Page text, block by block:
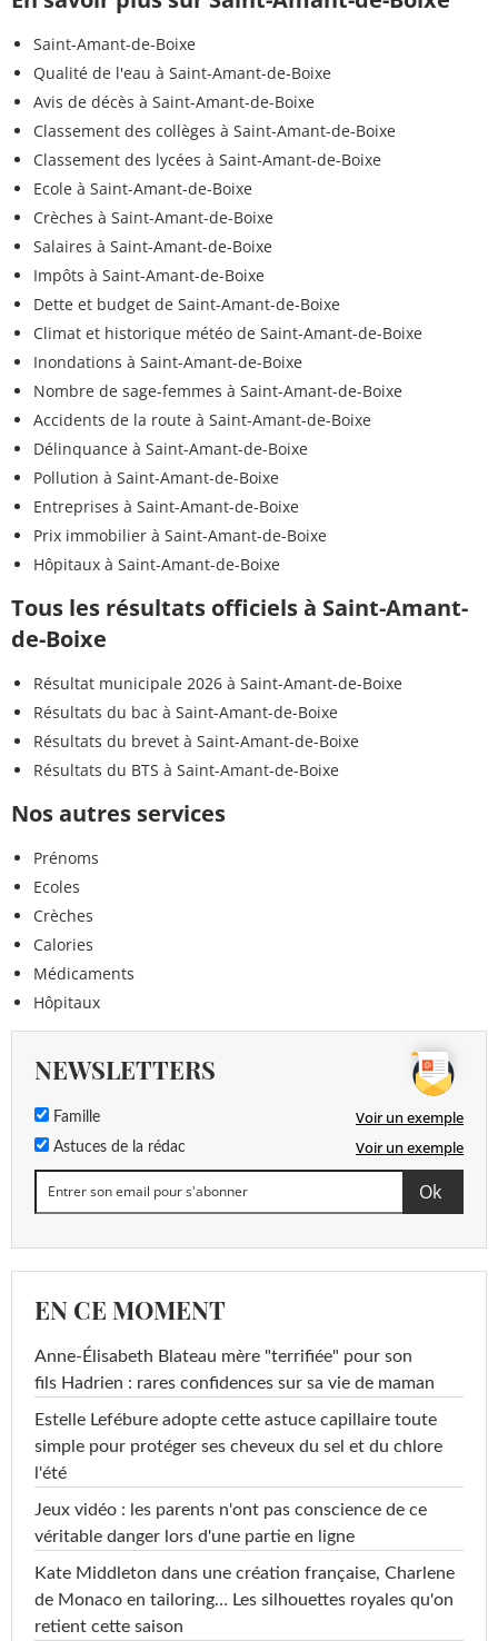
Saint-Amant-de-Boixe
Qualité de l'eau à Saint-Amant-de-Boixe
Avis de décès à Saint-Amant-de-Boixe
Classement des collèges à Saint-Amant-de-Boixe
Classement des lycées à Saint-Amant-de-Boixe
Ecole à Saint-Amant-de-Boixe
Crèches à Saint-Amant-de-Boixe
Salaires à Saint-Amant-de-Boixe
Impôts à Saint-Amant-de-Boixe
Dette et budget de Saint-Amant-de-Boixe
Climat et historique météo de Saint-Amant-de-Boixe
Inondations à Saint-Amant-de-Boixe
Nombre de sage-femmes à Saint-Amant-de-Boixe
Accidents de la route à Saint-Amant-de-Boixe
Délinquance à Saint-Amant-de-Boixe
Pollution à Saint-Amant-de-Boixe
Entreprises à Saint-Amant-de-Boixe
Prix immobilier à Saint-Amant-de-Boixe
Hôpitaux à Saint-Amant-de-Boixe
Tous les résultats officiels à Saint-Amant-
de-Boixe
Résultat municipale 2026 à Saint-Amant-de-Boixe
Résultats du bac à Saint-Amant-de-Boixe
Résultats du brevet à Saint-Amant-de-Boixe
Résultats du BTS à Saint-Amant-de-Boixe
Nos autres services
Prénoms
Ecoles
Crèches
Calories
Médicaments
Hôpitaux
NEWSLETTERS
Famille Voir un exemple
Astuces de la rédac Voir un exemple
EN CE MOMENT
Anne-Élisabeth Blateau mère "terrifiée" pour son
fils Hadrien : rares confidences sur sa vie de maman
Estelle Lefébure adopte cette astuce capillaire toute
simple pour protéger ses cheveux du sel et du chlore
l'été
Jeux vidéo : les parents n'ont pas conscience de ce
véritable danger lors d'une partie en ligne
Kate Middleton dans une création française, Charlene
de Monaco en tailoring… Les silhouettes royales qu'on
retient cette saison